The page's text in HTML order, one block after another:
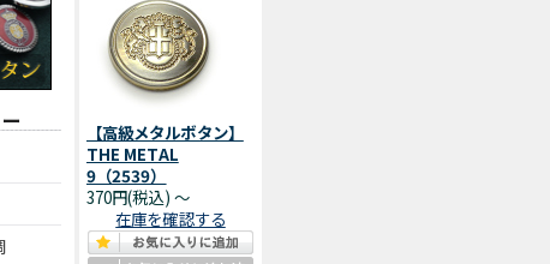
【高級メタルボタン】
THE METAL
9（2539）
370円(税込) ～
在庫を確認する